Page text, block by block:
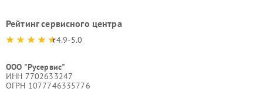
Рейтинг сервисного центра
4.9-5.0
ООО "Русервис"
ИНН 7702633247
ОГРН 1077746335776